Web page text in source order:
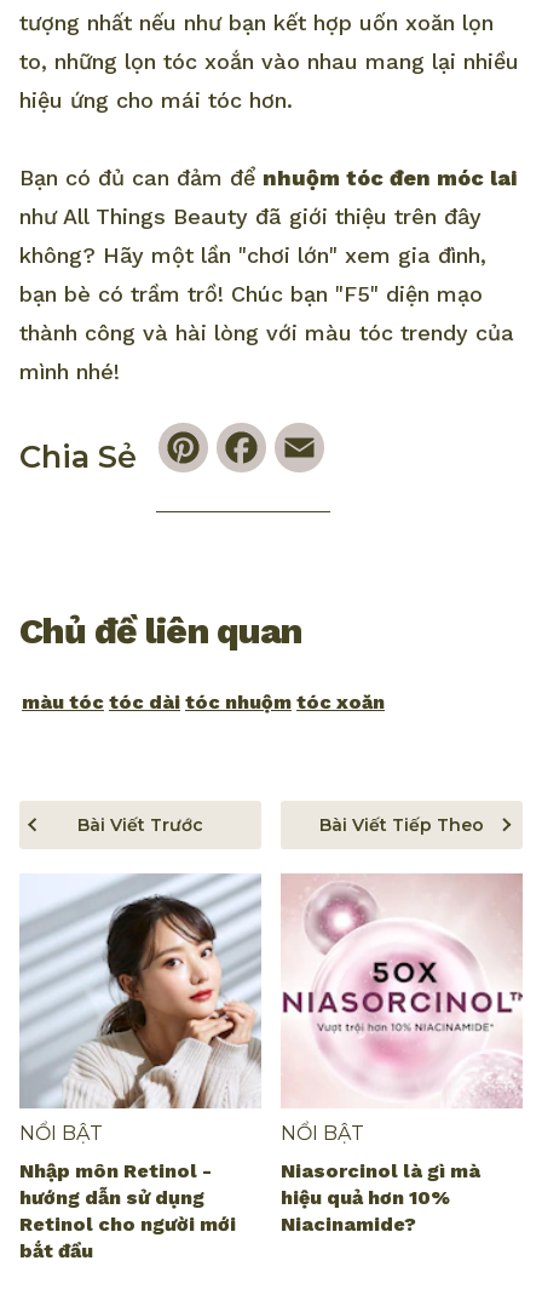
tượng nhất nếu như bạn kết hợp uốn xoăn lọn
to, những lọn tóc xoắn vào nhau mang lại nhiều
hiệu ứng cho mái tóc hơn.
Bạn có đủ can đảm để nhuộm tóc đen móc lai
như All Things Beauty đã giới thiệu trên đây
không? Hãy một lần "chơi lớn" xem gia đình,
bạn bè có trầm trồ! Chúc bạn "F5" diện mạo
thành công và hài lòng với màu tóc trendy của
mình nhé!
Chia Sẻ
PinterestFacebook
Chủ đề liên quan
màu tóc tóc dài tóc nhuộm tóc xoăn
NỔI BẬT
Nhập môn Retinol -
hướng dẫn sử dụng
Retinol cho người mới
bắt đầu
Bài Viết Trước
NỔI BẬT
Niasorcinol là gì mà
hiệu quả hơn 10%
Niacinamide?
Bài Viết Tiếp Theo